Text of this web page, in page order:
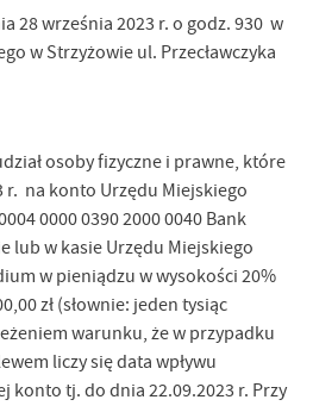
28 września 2023 r. o godz. 930 w
w Strzyżowie ul. Przecławczyka
osoby fizyczne i prawne, które
r. na konto Urzędu Miejskiego
0000 0390 2000 0040 Bank
lub w kasie Urzędu Miejskiego
w pieniądzu w wysokości 20%
zł (słownie: jeden tysiąc
warunku, że w przypadku
liczy się data wpływu
konto tj. do dnia 22.09.2023 r. Przy